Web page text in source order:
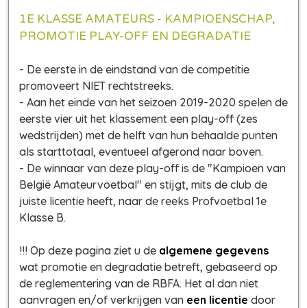
1E KLASSE AMATEURS - KAMPIOENSCHAP,
PROMOTIE PLAY-OFF EN DEGRADATIE
- De eerste in de eindstand van de competitie
promoveert NIET rechtstreeks.
- Aan het einde van het seizoen 2019-2020 spelen de
eerste vier uit het klassement een play-off (zes
wedstrijden) met de helft van hun behaalde punten
als starttotaal, eventueel afgerond naar boven.
- De winnaar van deze play-off is de "Kampioen van
België Amateurvoetbal" en stijgt, mits de club de
juiste licentie heeft, naar de reeks Profvoetbal 1e
Klasse B.
!!! Op deze pagina ziet u de algemene gegevens
wat promotie en degradatie betreft, gebaseerd op
de reglementering van de RBFA. Het al dan niet
aanvragen en/of verkrijgen van een licentie door